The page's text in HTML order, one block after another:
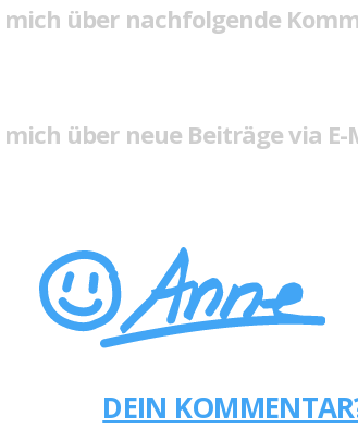
über nachfolgende
über neue Beiträge via E-
DEIN